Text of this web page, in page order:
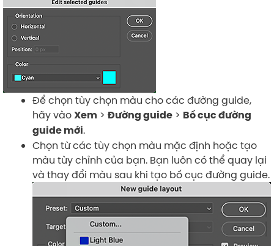
Để chọn tùy chọn màu cho các đường guide,
hãy vàoXem > Đường guide > Bố cục đường
guide mới.
Chọn từ các tùy chọn màu mặc định hoặc tạo
màu tùy chỉnh của bạn. Bạn luôn có thể quay lại
và thay đổi màu sau khi tạo bố cục đường guide.